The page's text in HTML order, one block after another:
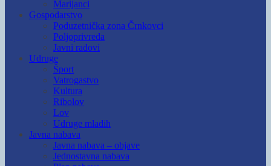
Marijanci
Gospodarstvo
Poduzetnička zona Črnkovci
Poljoprivreda
Javni radovi
Udruge
Šport
Vatrogastvo
Kultura
Ribolov
Lov
Udruge mladih
Javna nabava
Javna nabava – objave
Jednostavna nabava